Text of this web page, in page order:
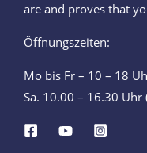
are and proves that
Öffnungszeiten:
Mo bis Fr – 10 – 18
Sa. 10.00 – 16.30